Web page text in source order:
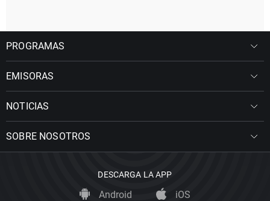
PROGRAMAS
EMISORAS
NOTICIAS
SOBRE NOSOTROS
DESCARGA LA APP
Android iOS